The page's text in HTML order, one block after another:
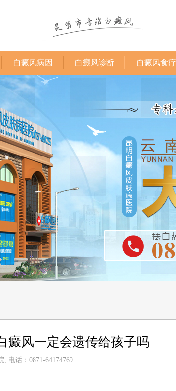
白癜风病因 白癜风诊断 白癜风食疗
癜风一定会遗传给孩子吗
电话：0871-64174769